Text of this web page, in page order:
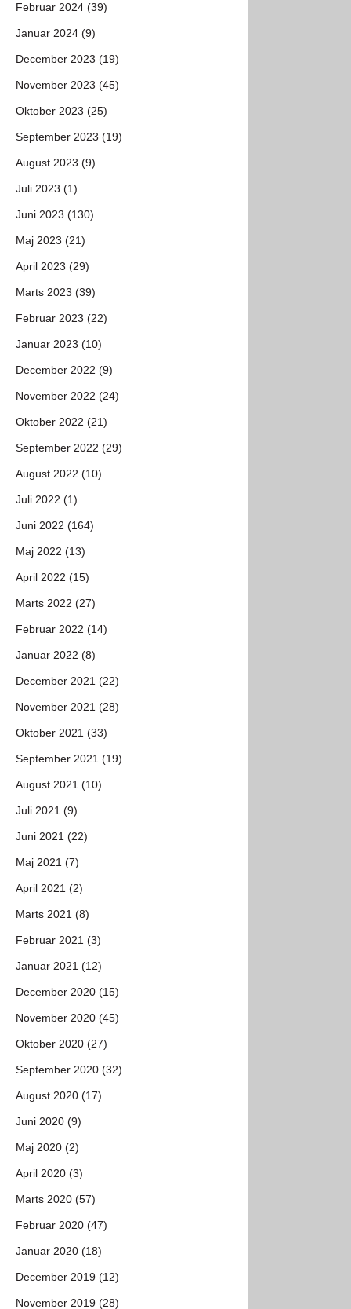
Februar 2024 (39)
Januar 2024 (9)
December 2023 (19)
November 2023 (45)
Oktober 2023 (25)
September 2023 (19)
August 2023 (9)
Juli 2023 (1)
Juni 2023 (130)
Maj 2023 (21)
April 2023 (29)
Marts 2023 (39)
Februar 2023 (22)
Januar 2023 (10)
December 2022 (9)
November 2022 (24)
Oktober 2022 (21)
September 2022 (29)
August 2022 (10)
Juli 2022 (1)
Juni 2022 (164)
Maj 2022 (13)
April 2022 (15)
Marts 2022 (27)
Februar 2022 (14)
Januar 2022 (8)
December 2021 (22)
November 2021 (28)
Oktober 2021 (33)
September 2021 (19)
August 2021 (10)
Juli 2021 (9)
Juni 2021 (22)
Maj 2021 (7)
April 2021 (2)
Marts 2021 (8)
Februar 2021 (3)
Januar 2021 (12)
December 2020 (15)
November 2020 (45)
Oktober 2020 (27)
September 2020 (32)
August 2020 (17)
Juni 2020 (9)
Maj 2020 (2)
April 2020 (3)
Marts 2020 (57)
Februar 2020 (47)
Januar 2020 (18)
December 2019 (12)
November 2019 (28)